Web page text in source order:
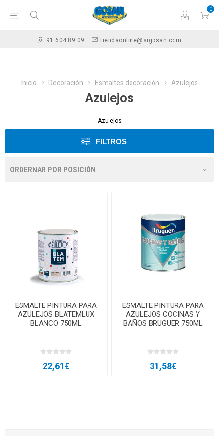
0
91 604 89 09 tiendaonline@sigosan.com
Inicio Decoración Esmaltes decoración Azulejos
Azulejos
Azulejos
FILTROS
ESMALTE PINTURA PARA
AZULEJOS BLATEMLUX
BLANCO 750ML
22,61€
ESMALTE PINTURA PARA
AZULEJOS COCINAS Y
BAÑOS BRUGUER 750ML
31,58€